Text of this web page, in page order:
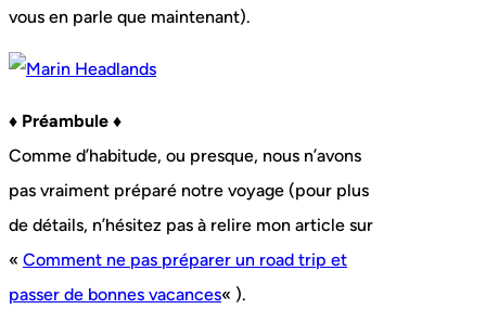
vous en parle que maintenant).
♦ Préambule ♦
Comme d’habitude, ou presque, nous n’avons
pas vraiment préparé notre voyage (pour plus
de détails, n’hésitez pas à relire mon article sur
« Comment ne pas préparer un road trip et
passer de bonnes vacances« ).